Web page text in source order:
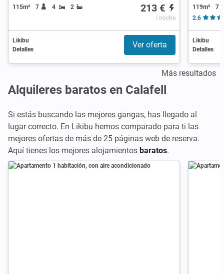
115m² 7 4 2 213 €
/ noche
Likibu
Detalles
Ver oferta
119m²
7
2.6
Likibu
Detalles
Más resultados
Alquileres baratos en Calafell
Si estás buscando las mejores gangas, has llegado al
lugar correcto. En Likibu hemos comparado para ti las
mejores ofertas de más de 25 páginas web de reserva.
Aquí tienes los mejores alojamientos baratos.